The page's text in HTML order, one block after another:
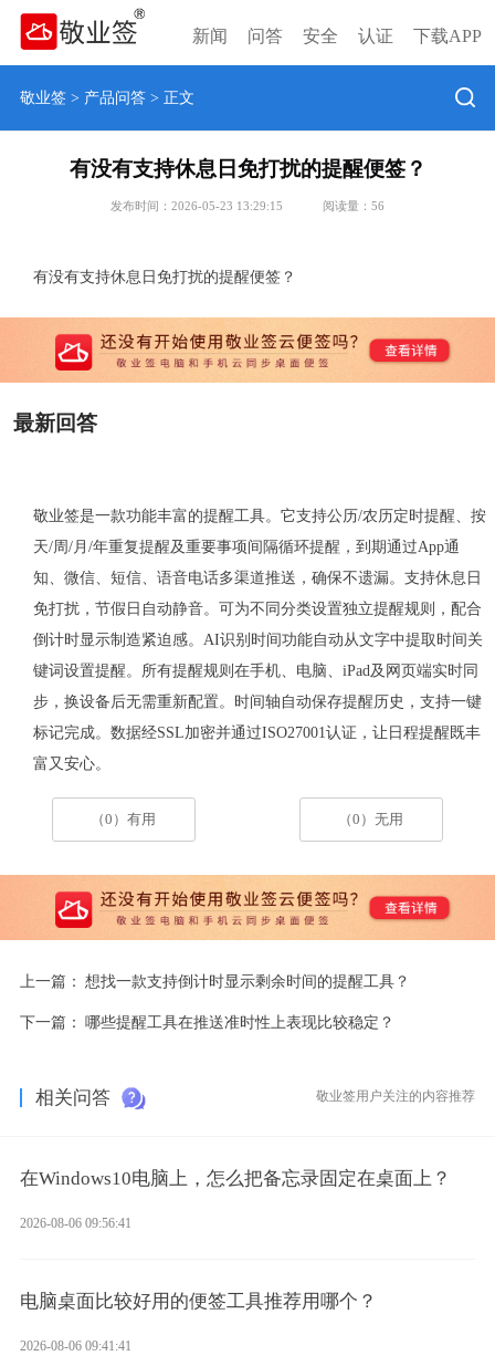
新闻 问答 安全 认证 下载APP
敬业签> 产品问答> 正文
有没有支持休息日免打扰的提醒便签？
发布时间：2026-05-23 13:29:15 阅读量： 56
有没有支持休息日免打扰的提醒便签？
最新回答
敬业签是一款功能丰富的提醒工具。它支持公历/农历定时提醒、按
天/周/月/年重复提醒及重要事项间隔循环提醒，到期通过App通
知、微信、短信、语音电话多渠道推送，确保不遗漏。支持休息日
免打扰，节假日自动静音。可为不同分类设置独立提醒规则，配合
倒计时显示制造紧迫感。 AI识别时间功能自动从文字中提取时间关
键词设置提醒。所有提醒规则在手机、电脑、 iPad及网页端实时同
步，换设备后无需重新配置。时间轴自动保存提醒历史，支持一键
标记完成。数据经SSL加密并通过ISO27001认证，让日程提醒既丰
富又安心。
（0）有用 （0）无用
上一篇： 想找一款支持倒计时显示剩余时间的提醒工具？
下一篇： 哪些提醒工具在推送准时性上表现比较稳定？
相关问答 敬业签用户关注的内容推荐
在Windows10电脑上，怎么把备忘录固定在桌面上？
2026-08-06 09:56:41
电脑桌面比较好用的便签工具推荐用哪个？
2026-08-06 09:41:41